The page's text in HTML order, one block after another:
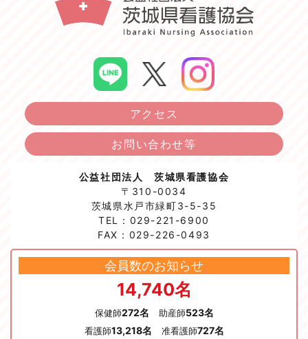
アクセス
お問い合わせ等
公益社団法人 茨城県看護協会
〒310-0034
茨城県水戸市緑町3-5-35
TEL：029-221-6900
FAX：029-226-0493
会員数のお知らせ
14,740名
保健師272名 助産師523名
看護師13,218名 准看護師727名